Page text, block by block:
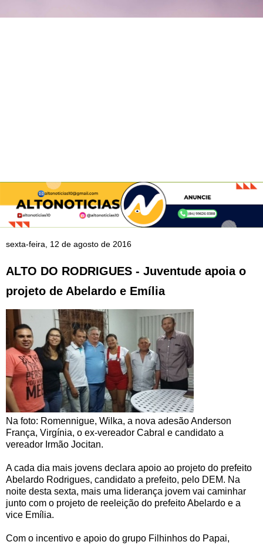
sexta-feira, 12 de agosto de 2016
ALTO DO RODRIGUES - Juventude apoia o
projeto de Abelardo e Emília
Na foto: Romennigue, Wilka, a nova adesão Anderson
França, Virgínia, o ex-vereador Cabral e candidato a
vereador Irmão Jocitan.
A cada dia mais jovens declara apoio ao projeto do prefeito
Abelardo Rodrigues, candidato a prefeito, pelo DEM. Na
noite desta sexta, mais uma liderança jovem vai caminhar
junto com o projeto de reeleição do prefeito Abelardo e a
vice Emília.
Com o incentivo e apoio do grupo Filhinhos do Papai,